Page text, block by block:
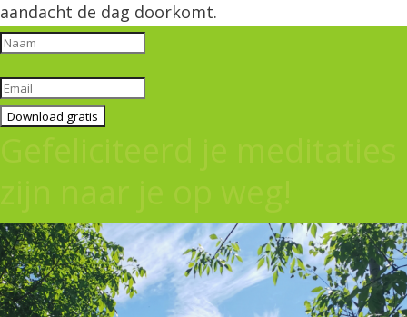
aandacht de dag doorkomt.
Download gratis